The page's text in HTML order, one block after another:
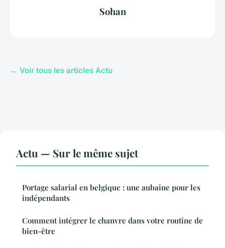
Sohan
← Voir tous les articles Actu
Actu — Sur le même sujet
Portage salarial en belgique : une aubaine pour les
indépendants
Comment intégrer le chanvre dans votre routine de
bien-être